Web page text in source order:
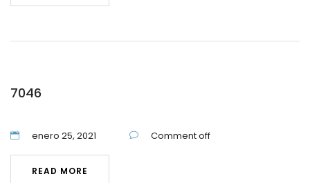
7046
enero 25, 2021 Comment off
READ MORE